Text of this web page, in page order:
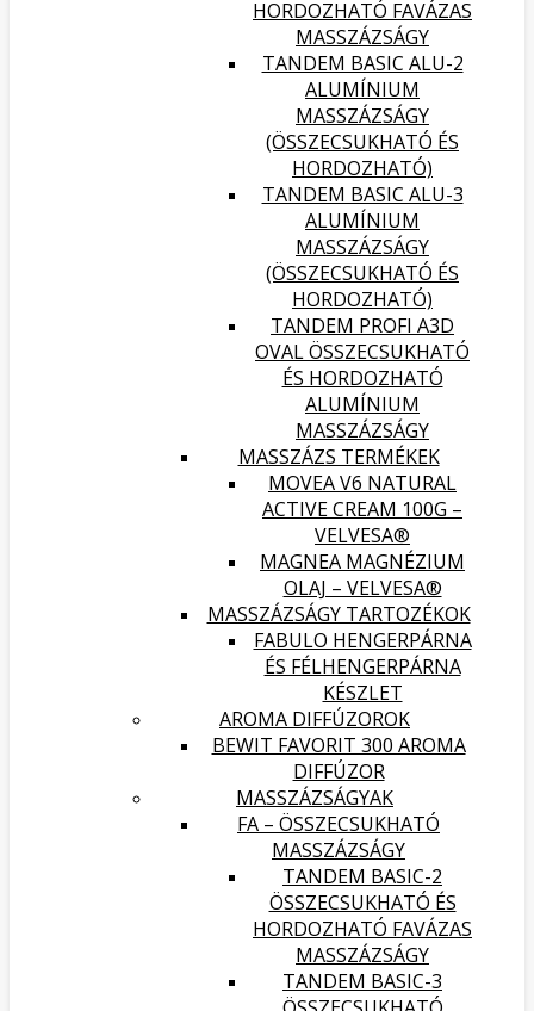
HORDOZHATÓ FAVÁZAS
MASSZÁZSÁGY
TANDEM BASIC ALU-2
ALUMÍNIUM
MASSZÁZSÁGY
(ÖSSZECSUKHATÓ ÉS
HORDOZHATÓ)
TANDEM BASIC ALU-3
ALUMÍNIUM
MASSZÁZSÁGY
(ÖSSZECSUKHATÓ ÉS
HORDOZHATÓ)
TANDEM PROFI A3D
OVAL ÖSSZECSUKHATÓ
ÉS HORDOZHATÓ
ALUMÍNIUM
MASSZÁZSÁGY
MASSZÁZS TERMÉKEK
MOVEA V6 NATURAL
ACTIVE CREAM 100G –
VELVESA®
MAGNEA MAGNÉZIUM
OLAJ – VELVESA®
MASSZÁZSÁGY TARTOZÉKOK
FABULO HENGERPÁRNA
ÉS FÉLHENGERPÁRNA
KÉSZLET
AROMA DIFFÚZOROK
BEWIT FAVORIT 300 AROMA
DIFFÚZOR
MASSZÁZSÁGYAK
FA – ÖSSZECSUKHATÓ
MASSZÁZSÁGY
TANDEM BASIC-2
ÖSSZECSUKHATÓ ÉS
HORDOZHATÓ FAVÁZAS
MASSZÁZSÁGY
TANDEM BASIC-3